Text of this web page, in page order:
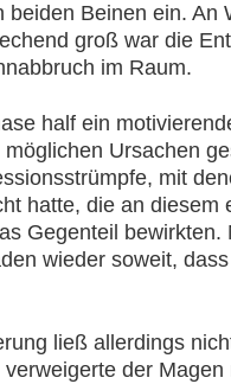
beiden Beinen ein. An
groß war die
im Raum.
half ein
Ursachen
mit
hatte, die an diesem
Gegenteil
wieder soweit,
ließ allerdings
der Magen